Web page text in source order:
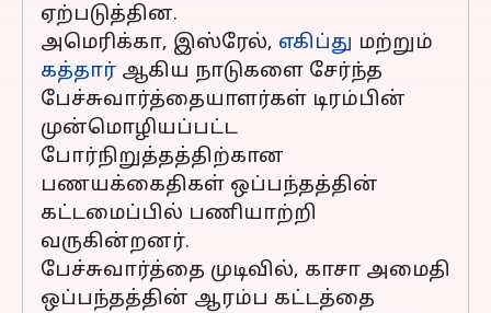
ஏற்படுத்தின.
அமெரிக்கா, இஸ்ரேல், எகிப்து மற்றும்
கத்தார் ஆகிய நாடுகளை சேர்ந்த
பேச்சுவார்த்தையாளர்கள் டிரம்பின்
முன்மொழியப்பட்ட
போர்நிறுத்தத்திற்கான
பணயக்கைதிகள் ஒப்பந்தத்தின்
கட்டமைப்பில் பணியாற்றி
வருகின்றனர்.
பேச்சுவார்த்தை முடிவில், காசா அமைதி
ஒப்பந்தத்தின் ஆரம்ப கட்டத்தை